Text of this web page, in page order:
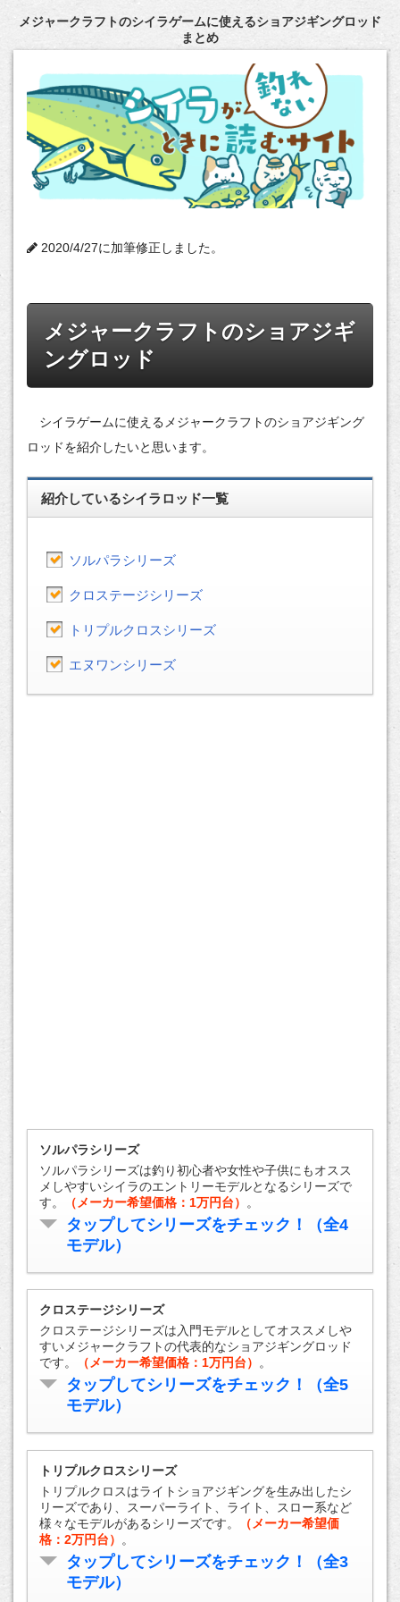
メジャークラフトのシイラゲームに使えるショアジギングロッド
まとめ
2020/4/27に加筆修正しました。
メジャークラフトのショアジギ
ングロッド
シイラゲームに使えるメジャークラフトのショアジギング
ロッドを紹介したいと思います。
紹介しているシイラロッド一覧
ソルパラシリーズ
クロステージシリーズ
トリプルクロスシリーズ
エヌワンシリーズ
ソルパラシリーズ
ソルパラシリーズは釣り初心者や女性や子供にもオスス
メしやすいシイラのエントリーモデルとなるシリーズで
す。
（メーカー希望価格：1万円台） 。
タップしてシリーズをチェック！（全4
モデル）
クロステージシリーズ
クロステージシリーズは入門モデルとしてオススメしや
すいメジャークラフトの代表的なショアジギングロッド
です。
（メーカー希望価格：1万円台） 。
タップしてシリーズをチェック！（全5
モデル）
トリプルクロスシリーズ
トリプルクロスはライトショアジギングを生み出したシ
リーズであり、スーパーライト、ライト、スロー系など
様々なモデルがあるシリーズです。
（メーカー希望価
格：2万円台）
。
タップしてシリーズをチェック！（全3
モデル）